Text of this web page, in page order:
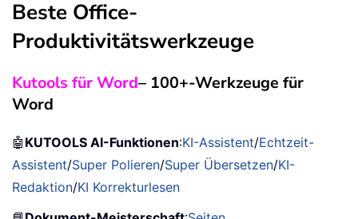
Beste Office-
Produktivitätswerkzeuge
Kutools für Word– 100+-Werkzeuge für
Word
🤖 KUTOOLS AI-Funktionen:KI-Assistent/Echtzeit-
Assistent/Super Polieren/Super Übersetzen/KI-
Redaktion/KI Korrekturlesen